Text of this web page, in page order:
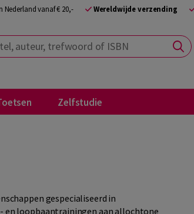
Nederland vanaf € 20,- Wereldwijde verzending
trefwoord of ISBN
Zelfstudie
gespecialiseerd in
en loopbaantrainingen aan allochtone